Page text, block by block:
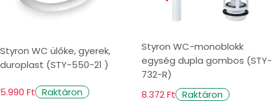
Styron WC ülőke, gyerek,
duroplast (STY-550-21 )
5.990 Ft Raktáron
Styron WC-monoblokk
egység dupla gombos (STY-
732-R)
8.372 Ft Raktáron